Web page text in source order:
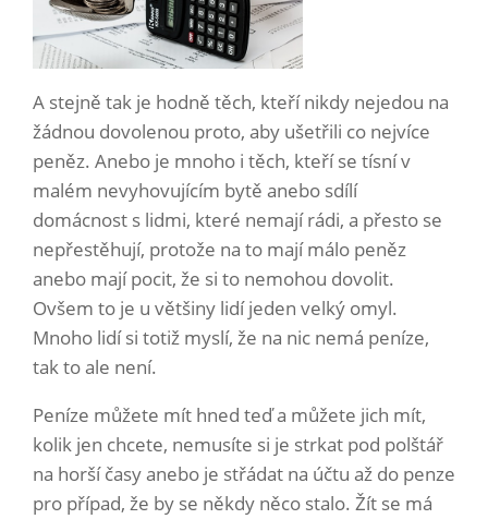
A stejně tak je hodně těch, kteří nikdy nejedou na
žádnou dovolenou proto, aby ušetřili co nejvíce
peněz. Anebo je mnoho i těch, kteří se tísní v
malém nevyhovujícím bytě anebo sdílí
domácnost s lidmi, které nemají rádi, a přesto se
nepřestěhují, protože na to mají málo peněz
anebo mají pocit, že si to nemohou dovolit.
Ovšem to je u většiny lidí jeden velký omyl.
Mnoho lidí si totiž myslí, že na nic nemá peníze,
tak to ale není.
Peníze můžete mít hned teď a můžete jich mít,
kolik jen chcete, nemusíte si je strkat pod polštář
na horší časy anebo je střádat na účtu až do penze
pro případ, že by se někdy něco stalo. Žít se má